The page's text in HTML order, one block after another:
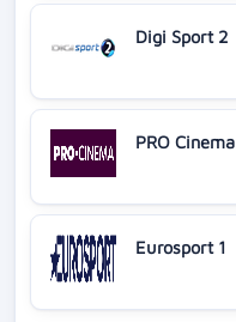
Digi Sport 2
PRO Cinema
Eurosport 1